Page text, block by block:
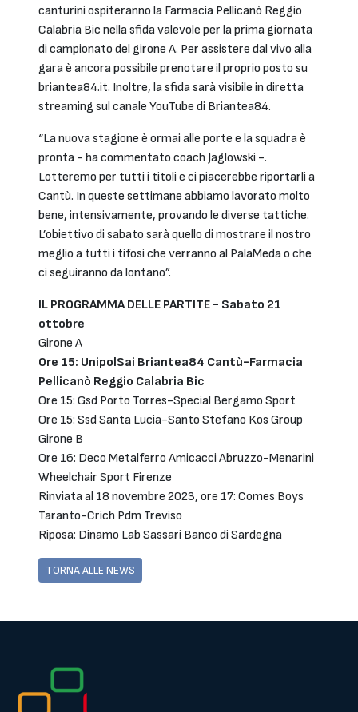
canturini ospiteranno la Farmacia Pellicanò Reggio
Calabria Bic nella sfida valevole per la prima giornata
di campionato del girone A. Per assistere dal vivo alla
gara è ancora possibile prenotare il proprio posto su
briantea84.it. Inoltre, la sfida sarà visibile in diretta
streaming sul canale YouTube di Briantea84.
“La nuova stagione è ormai alle porte e la squadra è
pronta - ha commentato coach Jaglowski -.
Lotteremo per tutti i titoli e ci piacerebbe riportarli a
Cantù. In queste settimane abbiamo lavorato molto
bene, intensivamente, provando le diverse tattiche.
L’obiettivo di sabato sarà quello di mostrare il nostro
meglio a tutti i tifosi che verranno al PalaMeda o che
ci seguiranno da lontano”.
IL PROGRAMMA DELLE PARTITE - Sabato 21
ottobre
Girone A
Ore 15: UnipolSai Briantea84 Cantù-Farmacia
Pellicanò Reggio Calabria Bic
Ore 15: Gsd Porto Torres-Special Bergamo Sport
Ore 15: Ssd Santa Lucia-Santo Stefano Kos Group
Girone B
Ore 16: Deco Metalferro Amicacci Abruzzo-Menarini
Wheelchair Sport Firenze
Rinviata al 18 novembre 2023, ore 17: Comes Boys
Taranto-Crich Pdm Treviso
Riposa: Dinamo Lab Sassari Banco di Sardegna
TORNA ALLE NEWS